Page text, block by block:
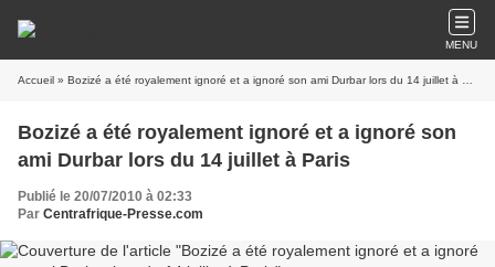
MENU
Accueil » Bozizé a été royalement ignoré et a ignoré son ami Durbar lors du 14 juillet à Paris
Bozizé a été royalement ignoré et a ignoré son
ami Durbar lors du 14 juillet à Paris
Publié le 20/07/2010 à 02:33
Par Centrafrique-Presse.com